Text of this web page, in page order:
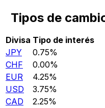
Tipos de
Divisa Tipo de interés
JPY
0.75%
CHF
0.00%
EUR
4.25%
USD
3.75%
CAD
2.25%